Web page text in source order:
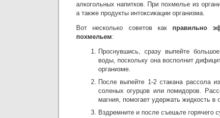
алкогольных напитков. При похмелье из
а также продукты интоксикации организма.
Вот несколько советов как правильно
похмельем:
Проснувшись, сразу выпейте
воды, поскольку она восполнит
организме.
После выпейте 1-2 стакана рассола
соленых огурцов или помидоров.
магния, помогает удержать жидкость в
Вздремните и после съешьте горячего